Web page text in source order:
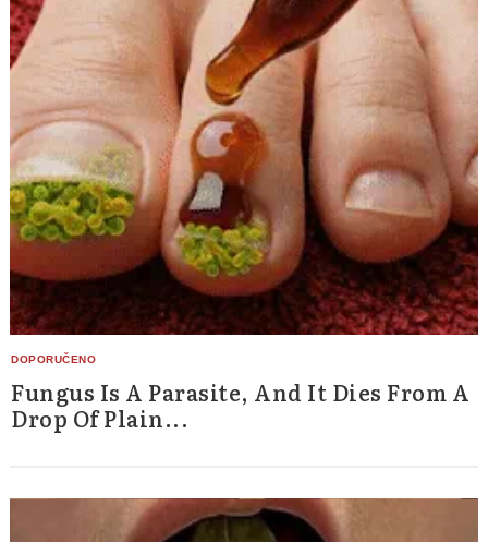
Fungus Is A Parasite, And It Dies From A
Drop Of Plain...